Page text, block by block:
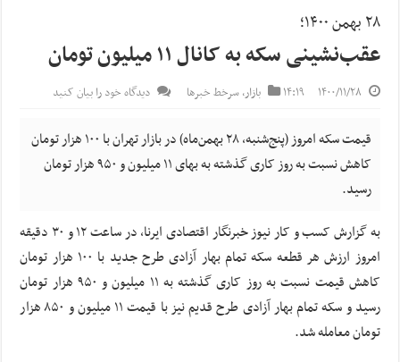
۲۸ بهمن ۱۴۰۰؛
عقب‌نشینی سکه به کانال ۱۱ میلیون تومان
۱۴۰۰/۱۱/۲۸ ۱۴:۱۹ بازار,سرخط خبرها دیدگاه خود را بیان کنید
قیمت سکه امروز (پنج‌شنبه، ۲۸ بهمن‌ماه) در بازار تهران با ۱۰۰ هزار تومان
کاهش نسبت به روز کاری گذشته به بهای ۱۱ میلیون و ۹۵۰ هزار تومان
رسید.
به گزارش کسب و کار نیوز خبرنگار اقتصادی ایرنا، در ساعت ۱۲ و ۳۰ دقیقه
امروز ارزش هر قطعه سکه تمام بهار آزادی طرح جدید با ۱۰۰ هزار تومان
کاهش قیمت نسبت به روز کاری گذشته به ۱۱ میلیون و ۹۵۰ هزار تومان
رسید و سکه تمام بهار آزادی طرح قدیم نیز با قیمت ۱۱ میلیون و ۸۵۰ هزار
تومان معامله شد.